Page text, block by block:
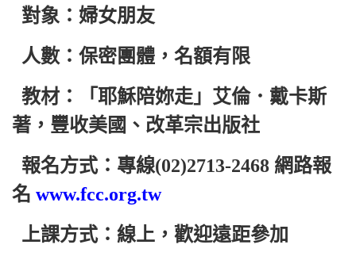
對象：婦女朋友
人數：保密團體，名額有限
教材：「耶穌陪妳走」艾倫．戴卡斯
著，豐收美國、改革宗出版社
報名方式：專線(02)2713-2468 網路報
名 www.fcc.org.tw
上課方式：線上，歡迎遠距參加